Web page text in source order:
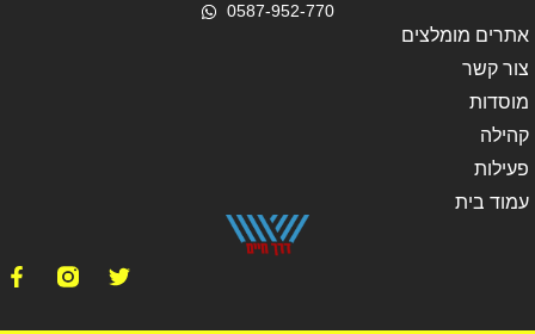
אתרים מומלצים
צור קשר
מוסדות
קהילה
פעילות
עמוד בית
0587-952-770